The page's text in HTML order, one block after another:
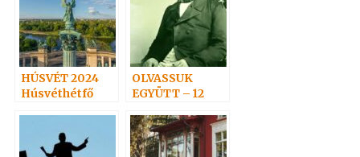
HÚSVÉT 2024
Húsvéthétfő
OLVASSUK
EGYÜTT – 12